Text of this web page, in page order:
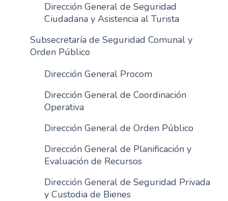
Dirección General de Seguridad
Ciudadana y Asistencia al Turista
Subsecretaría de Seguridad Comunal y
Orden Público
Dirección General Procom
Dirección General de Coordinación
Operativa
Dirección General de Orden Público
Dirección General de Planificación y
Evaluación de Recursos
Dirección General de Seguridad Privada
y Custodia de Bienes